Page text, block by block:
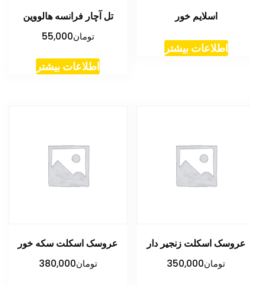
اسلایم خور
اطلاعات بیشتر
تل آچار فرانسه هالووین
تومان55,000
اطلاعات بیشتر
عروسک اسکلت زنجیر دار
تومان350,000
عروسک اسکلت سکه خور
تومان380,000